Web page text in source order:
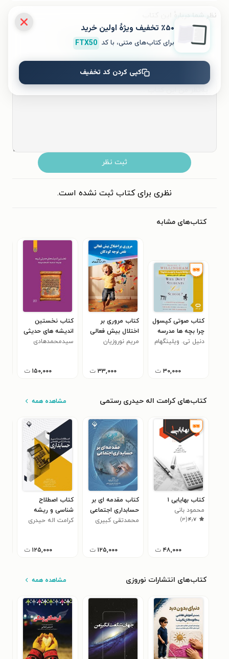
نظر شما دربارهٔ این کتاب
به این کتاب چه امتیازی می‌دهید؟
۱ ۲ ۳ ۴ ۵
ثبت نظر
نظری برای کتاب ثبت نشده است.
کتاب‌های مشابه
کتاب صوتی کپسول
چرا بچه‌ ها مدرسه
را دوست ندارند؟
دنیل تی. ویلینگهام
۳۰,۰۰۰ ت
کتاب مروری بر
اختلال بیش فعالی
- نقص توجه
مریم نوروزیان
۳۳,۰۰۰ ت
کتاب نخستین
اندیشه های حدیثی
شیعه
سیدمحمدهادی
۱۵۰,۰۰۰ ت
کتاب‌های کرامت اله حیدری رستمی مشاهده همه
کتاب بهایابی ۱
محمود بانی
۴٫۷(۳)
۴۸,۰۰۰ ت
کتاب مقدمه ای بر
حسابداری اجتماعی
محمدتقی کبیری
۱۲۵,۰۰۰ ت
کتاب اصطلاح
شناسی و ریشه
شناسی تخصصی
کرامت اله حیدری
۱۲۵,۰۰۰ ت
کتاب‌های انتشارات نوروزی مشاهده همه
٪۵۰ تخفیف ویژۀ اولین خرید
برای کتاب‌های متنی، با کد FTX50
کپی کردن کد تخفیف